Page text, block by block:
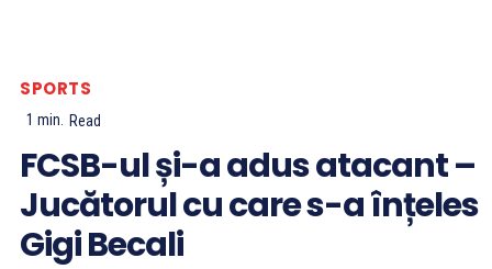
SPORTS
1 min. Read
FCSB-ul și-a adus atacant –
Jucătorul cu care s-a înțeles
Gigi Becali